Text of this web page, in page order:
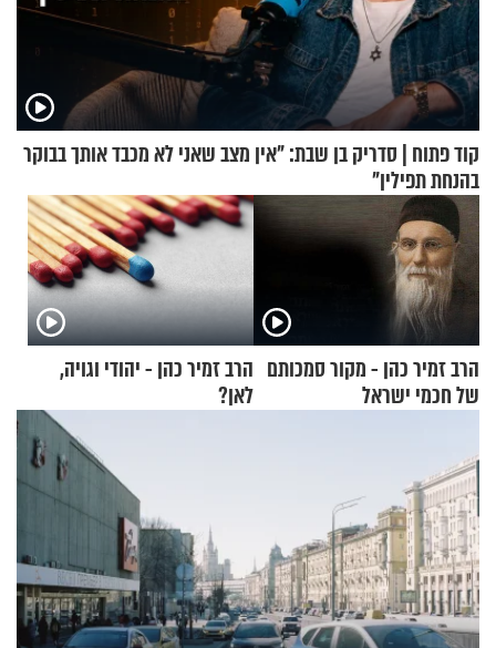
קוד פתוח | סדריק בן שבת: "אין מצב שאני לא מכבד אותך בבוקר
בהנחת תפילין"
הרב זמיר כהן - מקור סמכותם
של חכמי ישראל
הרב זמיר כהן - יהודי וגויה,
לאן?